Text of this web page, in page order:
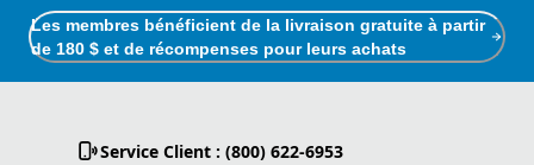
Les membres bénéficient de la livraison gratuite à partir
de 180 $ et de récompenses pour leurs achats
Service Client : (800) 622-6953